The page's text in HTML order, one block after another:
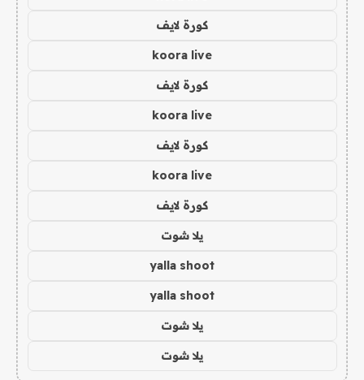
كورة لايف
koora live
كورة لايف
koora live
كورة لايف
koora live
كورة لايف
يلا شوت
yalla shoot
yalla shoot
يلا شوت
يلا شوت